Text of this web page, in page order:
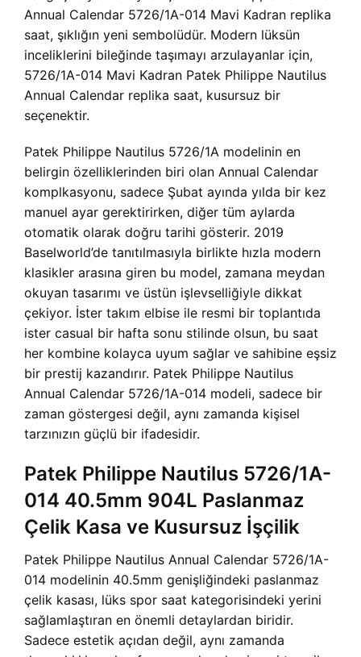
Annual Calendar 5726/1A-014 Mavi Kadran replika
saat, şıklığın yeni sembolüdür. Modern lüksün
inceliklerini bileğinde taşımayı arzulayanlar için,
5726/1A-014 Mavi Kadran Patek Philippe Nautilus
Annual Calendar replika saat, kusursuz bir
seçenektir.
Patek Philippe Nautilus 5726/1A modelinin en
belirgin özelliklerinden biri olan Annual Calendar
komplkasyonu, sadece Şubat ayında yılda bir kez
manuel ayar gerektirirken, diğer tüm aylarda
otomatik olarak doğru tarihi gösterir. 2019
Baselworld’de tanıtılmasıyla birlikte hızla modern
klasikler arasına giren bu model, zamana meydan
okuyan tasarımı ve üstün işlevselliğiyle dikkat
çekiyor. İster takım elbise ile resmi bir toplantıda
ister casual bir hafta sonu stilinde olsun, bu saat
her kombine kolayca uyum sağlar ve sahibine eşsiz
bir prestij kazandırır. Patek Philippe Nautilus
Annual Calendar 5726/1A-014 modeli, sadece bir
zaman göstergesi değil, aynı zamanda kişisel
tarzınızın güçlü bir ifadesidir.
Patek Philippe Nautilus 5726/1A-
014 40.5mm 904L Paslanmaz
Çelik Kasa ve Kusursuz İşçilik
Patek Philippe Nautilus Annual Calendar 5726/1A-
014 modelinin 40.5mm genişliğindeki paslanmaz
çelik kasası, lüks spor saat kategorisindeki yerini
sağlamlaştıran en önemli detaylardan biridir.
Sadece estetik açıdan değil, aynı zamanda